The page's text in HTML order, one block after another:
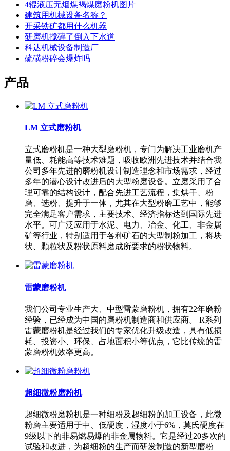
4辊液压无烟煤褐煤磨粉机图片
建筑用机械设备名称？
开采铁矿都用什么机器
研磨机搅碎了倒入下水道
科达机械设备制造厂
硫磺粉碎会爆炸吗
产品
LM 立式磨粉机
立式磨粉机是一种大型磨粉机，专门为解决工业磨机产
量低、耗能高等技术难题，吸收欧洲先进技术并结合我
公司多年先进的磨粉机设计制造理念和市场需求，经过
多年的潜心设计改进后的大型粉磨设备。立磨采用了合
理可靠的结构设计，配合先进工艺流程，集烘干、粉
磨、选粉、提升于一体，尤其在大型粉磨工艺中，能够
完全满足客户需求，主要技术、经济指标达到国际先进
水平。可广泛应用于水泥、电力、冶金、化工、非金属
矿等行业，特别适用于各种矿石的大型制粉加工，将块
状、颗粒状及粉状原料磨成所要求的粉状物料。
雷蒙磨粉机
我们公司专业生产大、中型雷蒙磨粉机，拥有22年磨粉
经验，已经成为中国的磨粉机制造商和供应商。 R系列
雷蒙磨粉机是经过我们的专家优化升级改造，具有低损
耗、投资小、环保、占地面积小等优点，它比传统的雷
蒙磨粉机效率更高。
超细微粉磨粉机
超细微粉磨粉机是一种细粉及超细粉的加工设备，此微
粉磨主要适用于中、低硬度，湿度小于6%，莫氏硬度在
9级以下的非易燃易爆的非金属物料。它是经过20多次的
试验和改进，为超细粉的生产而研发制造的新型磨粉